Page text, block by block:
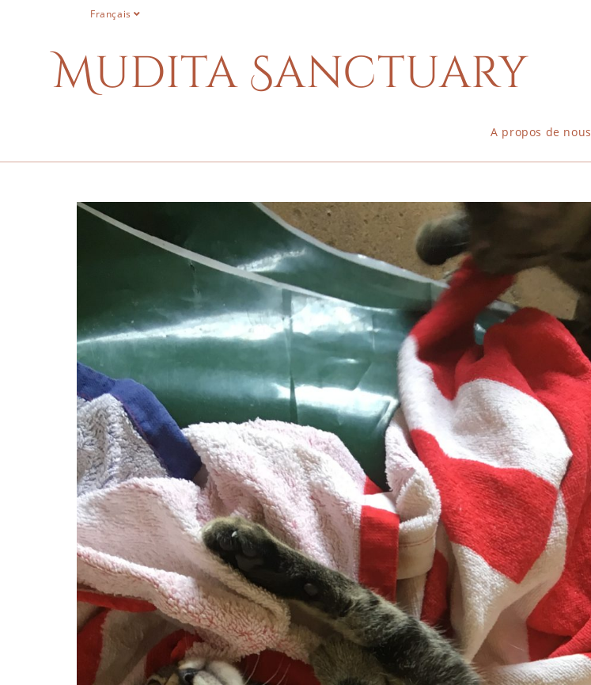
Français
Mudita Sanctuary
A propos de nous